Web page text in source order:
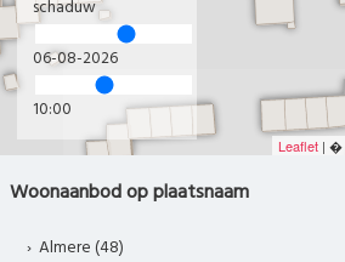
Leaflet | �
schaduw
06-08-2026
10:00
Woonaanbod op plaatsnaam
Almere (48)